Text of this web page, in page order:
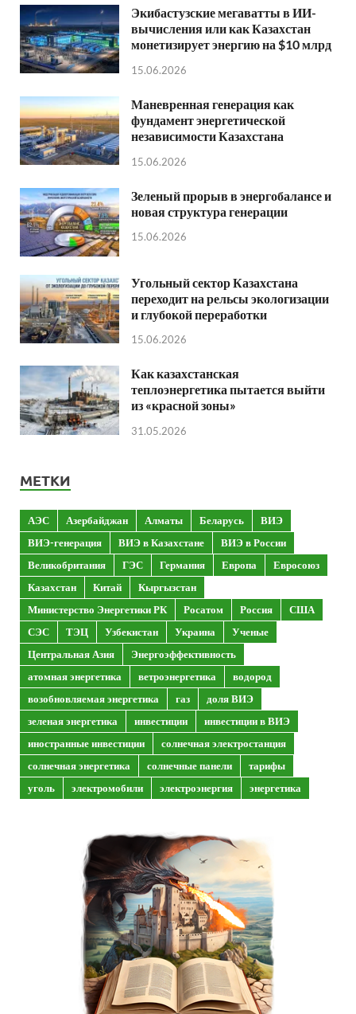
Экибастузские мегаватты в ИИ-
вычисления или как Казахстан
монетизирует энергию на $10 млрд
15.06.2026
Маневренная генерация как
фундамент энергетической
независимости Казахстана
15.06.2026
Зеленый прорыв в энергобалансе и
новая структура генерации
15.06.2026
Угольный сектор Казахстана
переходит на рельсы экологизации
и глубокой переработки
15.06.2026
Как казахстанская
теплоэнергетика пытается выйти
из «красной зоны»
31.05.2026
МЕТКИ
АЭС Азербайджан Алматы Беларусь
ВИЭ
ВИЭ-генерация
ВИЭ в Казахстане
ВИЭ в России
Великобритания
ГЭС Германия Европа
Евросоюз
Казахстан
Китай
Кыргызстан
Министерство Энергетики РК
Росатом Россия
США
СЭС
ТЭЦ Узбекистан Украина
Ученые
Центральная Азия
Энергоэффективность
атомная энергетика
ветроэнергетика
водород
возобновляемая энергетика
газ
доля ВИЭ
зеленая энергетика
инвестиции
инвестиции в ВИЭ
иностранные инвестиции
солнечная электростанция
солнечная энергетика
солнечные панели
тарифы
уголь
электромобили электроэнергия энергетика